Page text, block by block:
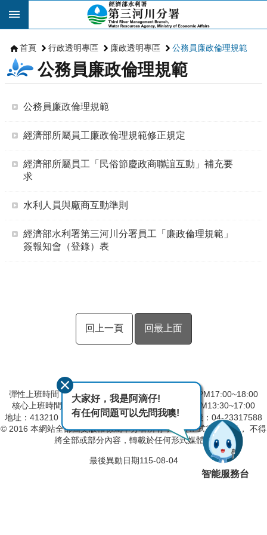
跳到主要內容區塊
首頁 行政透明專區 廉政透明專區 公務員廉政倫理規範
公務員廉政倫理規範
公務員廉政倫理規範
經濟部所屬員工廉政倫理規範修正規定
經濟部所屬員工「民俗節慶政商聯誼互動」補充要
求
水利人員與廠商互動準則
經濟部水利署第三河川分署員工「廉政倫理規範」
簽報知會（登錄）表
回上一頁 回最上面
彈性上班時間：AM8:00~09:00 彈性下班時間：PM17:00~18:00
核心上班時間：星期一 ~ 星期五 AM09:00~12:30 PM13:30~17:00
地址：413210 台中市霧峰區峰堤路191號
總機：04-23317588
© 2016 本網站全部圖文版權係屬本分署所有，非經正式書面同意， 不得
將全部或部分內容，轉載於任何形式媒體。
最後異動日期115-08-04
大家好，我是阿滴仔!
有任何問題可以先問我噢!
智能服務台